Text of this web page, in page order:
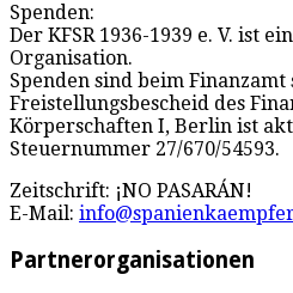
Spenden:
Der KFSR 1936-1939 e. V. ist
Organisation.
Spenden sind beim
Freistellungsbescheid des
Körperschaften I, Berlin ist
Steuernummer 27/670/54593.
Zeitschrift: ¡NO PASARÁN!
E-Mail:
Partnerorganisationen